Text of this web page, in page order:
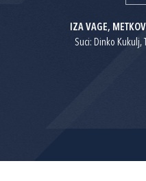
IZA VAGE,
Suci: Dinko Kukulj,